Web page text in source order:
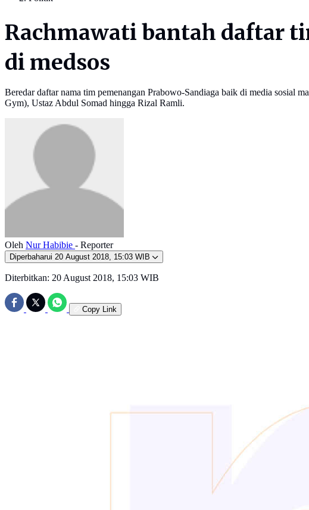
Rachmawati bantah daftar
di medsos
Beredar daftar nama tim pemenangan Prabowo-Sandiaga baik di media sosial
Gym), Ustaz Abdul Somad hingga Rizal Ramli.
Oleh Nur Habibie - Reporter
Diperbaharui 20 August 2018, 15:03 WIB
Diterbitkan: 20 August 2018, 15:03 WIB
Copy Link